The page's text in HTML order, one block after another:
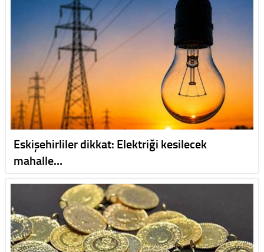
Eskişehirliler dikkat: Elektriği kesilecek
mahalle…